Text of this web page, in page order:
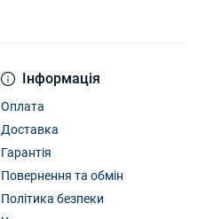
Інформація
Оплата
Доставка
Гарантія
Повернення та обмін
Політика безпеки